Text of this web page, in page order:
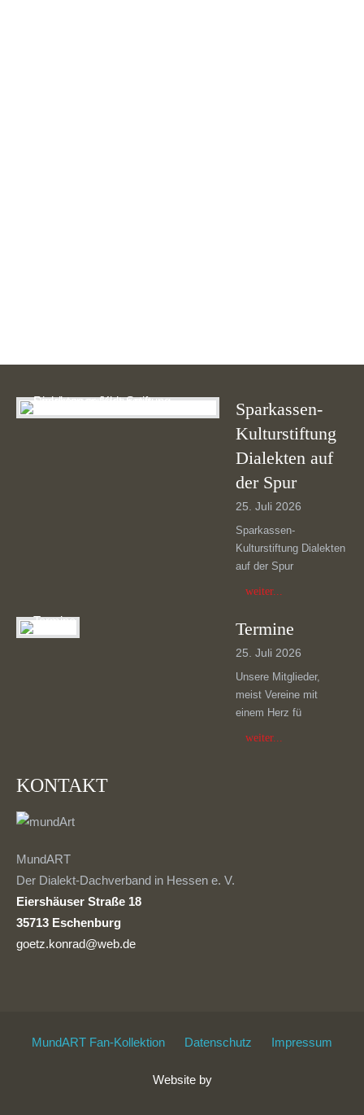
Sparkassen-
Kulturstiftung
Dialekten auf
der Spur
25. Juli 2026
Sparkassen-
Kulturstiftung Dialekten
auf der Spur
weiter...
Termine
25. Juli 2026
Unsere Mitglieder,
meist Vereine mit
einem Herz fü
weiter...
KONTAKT
MundART
Der Dialekt-Dachverband in Hessen e. V.
Eiershäuser Straße 18
35713 Eschenburg
goetz.konrad@web.de
MundART Fan-Kollektion Datenschutz Impressum
Website by